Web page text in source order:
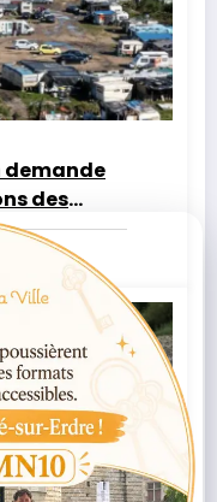
demande
des